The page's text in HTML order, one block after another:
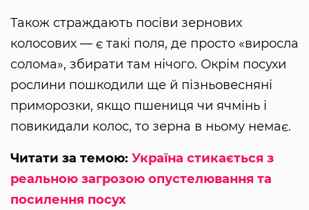
Також страждають посіви зернових
колосових — є такі поля, де просто «виросла
солома», збирати там нічого. Окрім посухи
рослини пошкодили ще й пізньовесняні
приморозки, якщо пшениця чи ячмінь і
повикидали колос, то зерна в ньому немає.
Читати за темою: Україна стикається з
реальною загрозою опустелювання та
посилення посух